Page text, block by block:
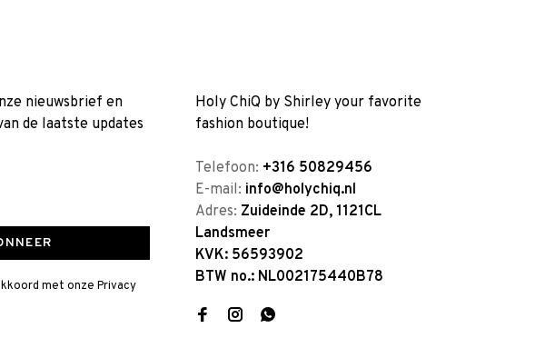
nieuwsbrief en
de laatste updates
met onze Privacy
Holy ChiQ by Shirley your favorite
fashion boutique!
Telefoon: +316 50829456
E-mail: info@holychiq.nl
Adres: Zuideinde 2D, 1121CL
Landsmeer
KVK: 56593902
BTW no.: NL002175440B78